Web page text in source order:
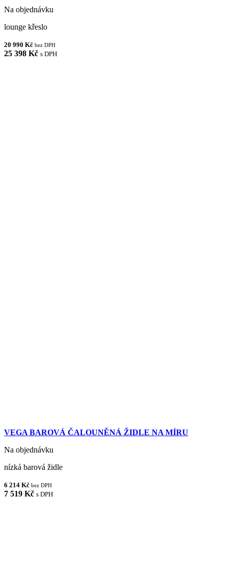
Na objednávku
lounge křeslo
20 990 Kč bez DPH
25 398 Kč s DPH
VEGA BAROVÁ ČALOUNĚNÁ ŽIDLE NA MÍRU
Na objednávku
nízká barová židle
6 214 Kč bez DPH
7 519 Kč s DPH